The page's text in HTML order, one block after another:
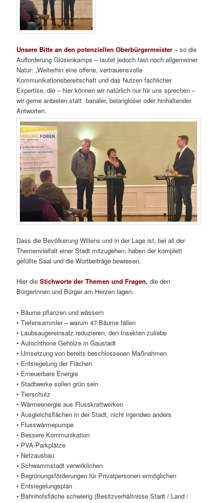
Unsere Bitte an den potenziellen Oberbürgermeister – so die
Aufforderung Glüsenkamps – lautet jedoch fast noch allgemeiner
Natur: „Weiterhin eine offene, vertrauensvolle
Kommunikationsbereitschaft und das Nutzen fachlicher
Expertise, die – hier können wir natürlich nur für uns sprechen –
wir gerne anbieten statt banaler, belangloser oder hinhaltender
Antworten.
Dass die Bevölkerung Willens und in der Lage ist, bei all der
Themenvielfalt einer Stadt mitzugehen, haben der komplett
gefüllte Saal und die Wortbeiträge bewiesen.
Hier dieStichworte der Themen und Fragen, die den
Bürgerinnen und Bürger am Herzen lagen:
• Bäume pflanzen und wässern
• Tiefensammler – warum 47 Bäume fällen
• Laubsaugereinsatz reduzieren, den Insekten zuliebe
• Autochthone Gehölze in Gaustadt
• Umsetzung von bereits beschlossenen Maßnahmen
• Entsiegelung der Flächen
• Erneuerbare Energie
• Stadtwerke sollen grün sein
• Tierschutz
• Wärmeenergie aus Flusskraftwerken
• Ausgleichsflächen in der Stadt, nicht irgendwo anders
• Flusswärmepumpe
• Bessere Kommunikation
• PVA-Parkplätze
• Netzausbau
• Schwammstadt verwirklichen
• Begrünungsförderungen für Privatpersonen ermöglichen
• Entsiegelungsplan
• Bahnhofsfläche schwierig (Besitzverhältnisse Stadt / Land /